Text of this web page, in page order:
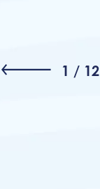
1 / 12